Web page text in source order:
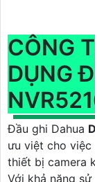
CÔNG
DỤNG
Đầu ghi Dahua
ưu việt cho việc
thiết bị camera
Với khả năng